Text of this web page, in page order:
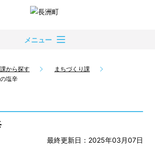
メニュー
から探す
まちづくり課
塩辛
最終更新日：2025年03月07日